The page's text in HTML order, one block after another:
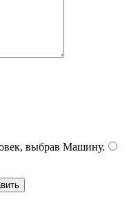
выбрав Машину.